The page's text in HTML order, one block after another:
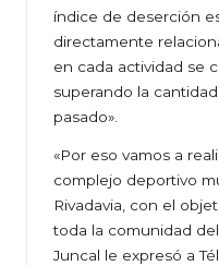
índice de deserción
directamente
en cada actividad se
superando la
pasado».
«Por eso vamos a
complejo deportivo
Rivadavia, con el
toda la comunidad
Juncal le expresó a